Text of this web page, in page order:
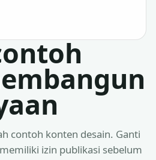
contoh konten desain. Ganti
izin publikasi sebelum